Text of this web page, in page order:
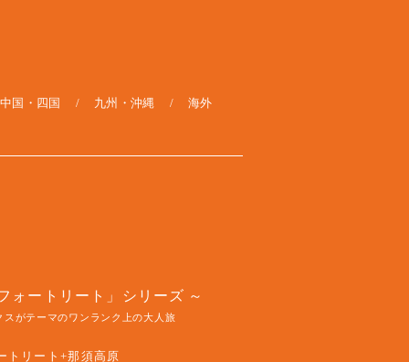
中国・四国 九州・沖縄 海外
フォートリート」シリーズ
スがテーマのワンランク上の大人旅
トリート+那須高原